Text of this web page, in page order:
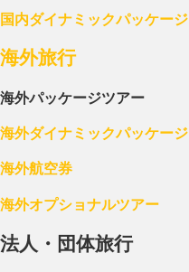
国内ダイナミックパッケージ
海外旅行
海外パッケージツアー
海外ダイナミックパッケージ
海外航空券
海外オプショナルツアー
法人・団体旅行